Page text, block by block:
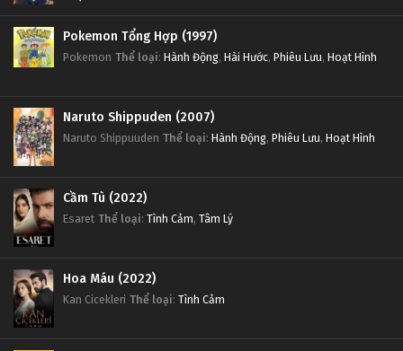
Pokemon Tổng Hợp (1997)
Pokemon Thể loại: Hành Động, Hài Hước, Phiêu Lưu, Hoạt Hình
Naruto Shippuden (2007)
Naruto Shippuuden Thể loại: Hành Động, Phiêu Lưu, Hoạt Hình
Cầm Tù (2022)
Esaret Thể loại: Tình Cảm, Tâm Lý
Hoa Máu (2022)
Kan Cicekleri Thể loại: Tình Cảm